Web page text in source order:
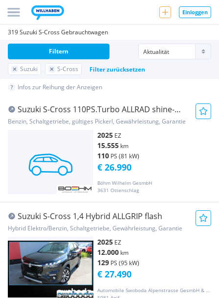
Einloggen
319 Suzuki S-Cross Gebrauchtwagen
Suzuki S-Cross Filter zurücksetzen
Filtern
Infos zur Reihung der Anzeigen
Suzuki S-Cross 110PS.Turbo ALLRAD shine-
Ausstattung
Benzin, Schaltgetriebe, gültiges Pickerl, Gewährleistung, Garantie
2025 EZ
15.555 km
110 PS (81 kW)
Böhm Wilhelm GesmbH
3631 Ottenschlag
€ 26.990
Suzuki S-Cross 1,4 Hybrid ALLGRIP flash
Hybrid Elektro/Benzin, Schaltgetriebe, Gewährleistung, Garantie
2025 EZ
12.000 km
129 PS (95 kW)
Automobile Swoboda Alpenstrasse GesmbH & Co KG
€ 27.490